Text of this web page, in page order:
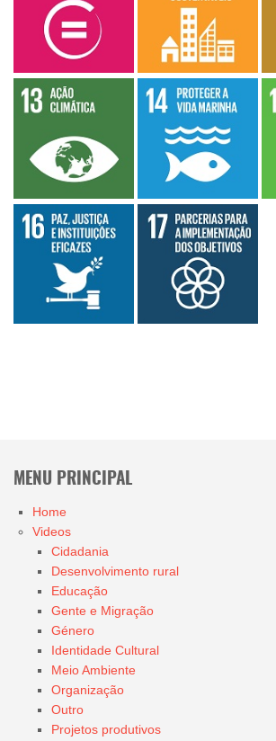
MENU PRINCIPAL
Home
Videos
Cidadania
Desenvolvimento rural
Educação
Gente e Migração
Género
Identidade Cultural
Meio Ambiente
Organização
Outro
Projetos produtivos